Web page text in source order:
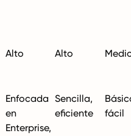
Alto Alto
Enfocada
en
Enterprise,
Sencilla,
eficiente
fácil